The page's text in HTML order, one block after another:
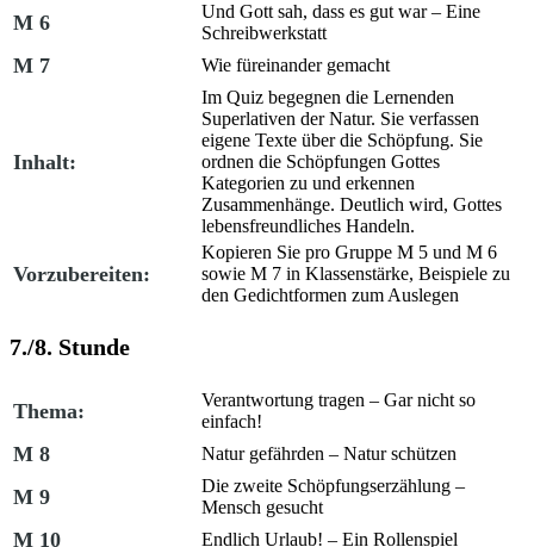
M 6
Und Gott sah, dass es gut war – Eine
Schreibwerkstatt
M 7 Wie füreinander gemacht
Inhalt:
Im Quiz begegnen die Lernenden
Superlativen der Natur. Sie verfassen
eigene Texte über die Schöpfung. Sie
ordnen die Schöpfungen Gottes
Kategorien zu und erkennen
Zusammenhänge. Deutlich wird, Gottes
lebensfreundliches Handeln.
Vorzubereiten:
Kopieren Sie pro Gruppe M 5 und M 6
sowie M 7 in Klassenstärke, Beispiele zu
den Gedichtformen zum Auslegen
7./8. Stunde
Thema:
Verantwortung tragen – Gar nicht so
einfach!
M 8 Natur gefährden – Natur schützen
M 9
Die zweite Schöpfungserzählung –
Mensch gesucht
M 10 Endlich Urlaub! – Ein Rollenspiel